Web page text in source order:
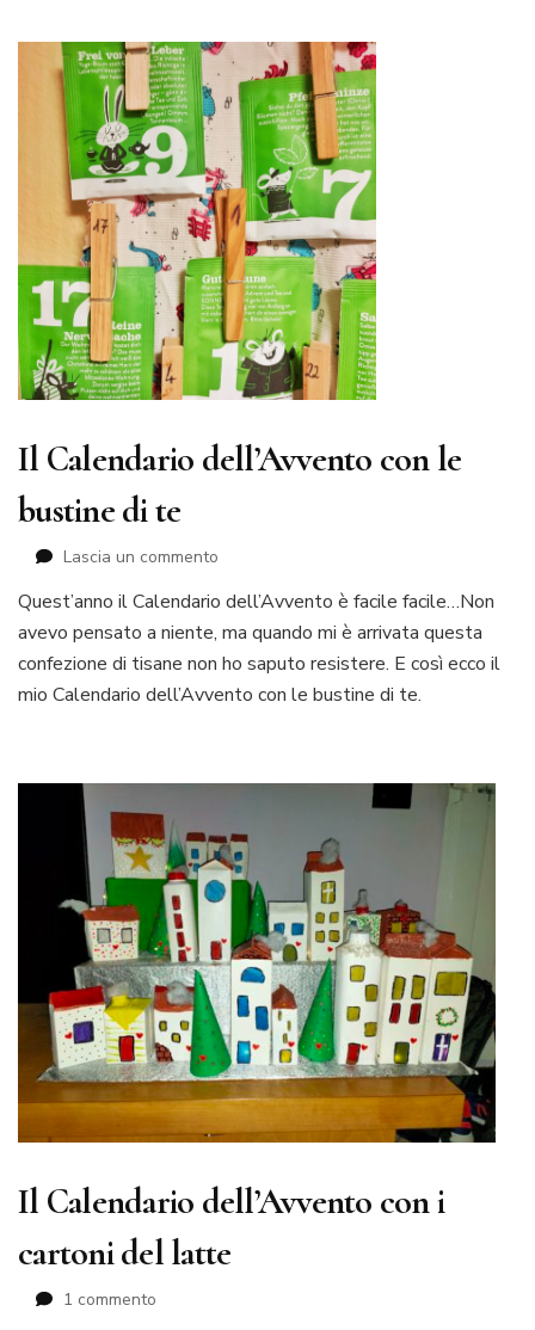
Il Calendario dell’Avvento con le
bustine di te
Lascia un commento
Calendario
dell’Avvento
con
bustine
Quest’anno il Calendario dell’Avvento è facile facile…Non
avevo pensato a niente, ma quando mi è arrivata questa
confezione di tisane non ho saputo resistere. E così ecco il
mio Calendario dell’Avvento con le bustine di te.
Il Calendario dell’Avvento con i
cartoni del latte
1 commento